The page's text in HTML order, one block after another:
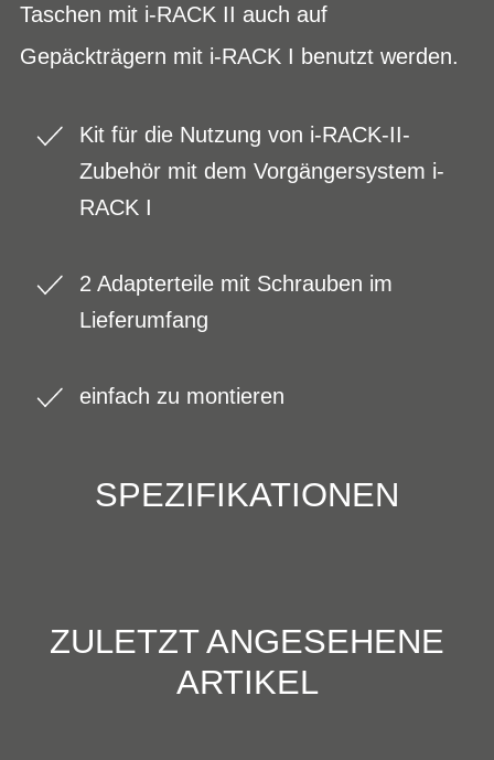
Taschen mit i-RACK II auch auf
Gepäckträgern mit i-RACK I benutzt werden.
Kit für die Nutzung von i-RACK-II-
Zubehör mit dem Vorgängersystem i-
RACK I
2 Adapterteile mit Schrauben im
Lieferumfang
einfach zu montieren
SPEZIFIKATIONEN
ZULETZT ANGESEHENE
ARTIKEL